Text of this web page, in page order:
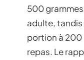
500
adulte, tandis
portion à 200
repas. Le